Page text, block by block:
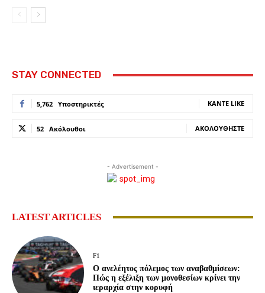
STAY CONNECTED
5,762 Υποστηρικτές ΚΆΝΤΕ LIKE
52 Ακόλουθοι ΑΚΟΛΟΥΘΉΣΤΕ
- Advertisement -
LATEST ARTICLES
F1
Ο ανελέητος πόλεμος των αναβαθμίσεων:
Πώς η εξέλιξη των μονοθεσίων κρίνει την
ιεραρχία στην κορυφή